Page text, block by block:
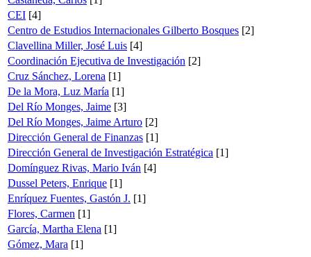
CEI [4]
Centro de Estudios Internacionales Gilberto Bosques [2]
Clavellina Miller, José Luis [4]
Coordinación Ejecutiva de Investigación [2]
Cruz Sánchez, Lorena [1]
De la Mora, Luz María [1]
Del Río Monges, Jaime [3]
Del Río Monges, Jaime Arturo [2]
Dirección General de Finanzas [1]
Dirección General de Investigación Estratégica [1]
Domínguez Rivas, Mario Iván [4]
Dussel Peters, Enrique [1]
Enríquez Fuentes, Gastón J. [1]
Flores, Carmen [1]
García, Martha Elena [1]
Gómez, Mara [1]